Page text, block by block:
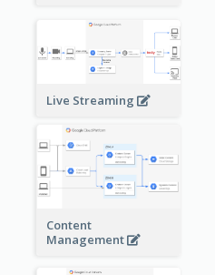
Live Streaming
Content
Management